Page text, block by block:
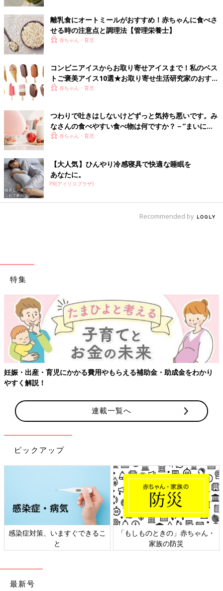
プロセス④
プロセス③のボウルの中に８分立てにたてた生クリームを入れ、
手早く混ぜて、保冷容器に流し、冷蔵庫で冷やし固めれば完
成！！
完成！何ですくいとるかで触感が変わるよ！
フォークでガシガシシャーベット状
固まったら容器からすくい取る器具でももちゃんアイスの表情が
変わるので、３つの表情を紹介！
アイスがカチカチに凍っていても、フォークでガシガシ掻いて作
るとシャーベットのように細かいアイスの食感です。
一口大でオートミール感を味わう
外に出して室温でまわりが柔らかくなってきたらスプーンなどで
離乳食にオートミールがおすすめ！赤ちゃんに食べさ
せる時の注意点と調理法【管理栄養士】
赤ちゃん・育児
コンビニアイスからお取り寄せアイスまで！私のベス
トご褒美アイス10選★お取り寄せ生活研究家のおすす
めも赤ちゃん・育児
つわりで吐きはしないけどずっと気持ち悪いです。み
なさんの食べやすい食べ物は何ですか？－”まいにち
のたまひよ”の体験談
赤ちゃん・育児
【大人気】ひんやり冷感寝具で快適な睡眠を
あなたに。
PR(アイリスプラザ)
Recommended by
特集
妊娠・出産・育児にかかる費用やもらえる補助金・助成金をわかり
やすく解説！
連載一覧へ
ピックアップ
感染症対策、いますぐできるこ
と
「もしものときの」赤ちゃん・
家族の防災
最新号